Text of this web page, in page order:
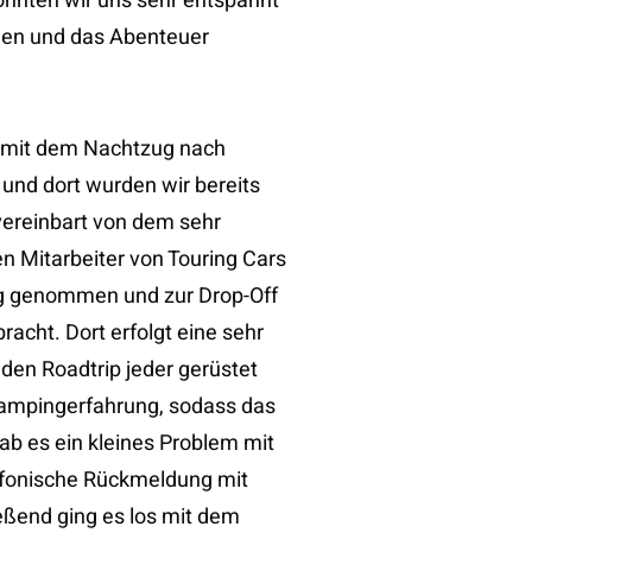
und das Abenteuer
dem Nachtzug nach
dort wurden wir bereits
von dem sehr
Mitarbeiter von Touring Cars
genommen und zur Drop-Off
Dort erfolgt eine sehr
Roadtrip jeder gerüstet
sodass das
es ein kleines Problem mit
Rückmeldung mit
ging es los mit dem